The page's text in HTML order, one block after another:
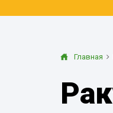
Осы
Главная